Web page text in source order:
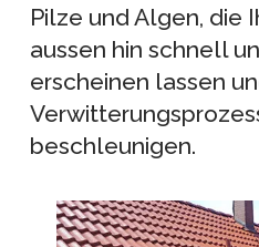
Pilze und Algen, die
aussen hin schnell
erscheinen lassen
beschleunigen.